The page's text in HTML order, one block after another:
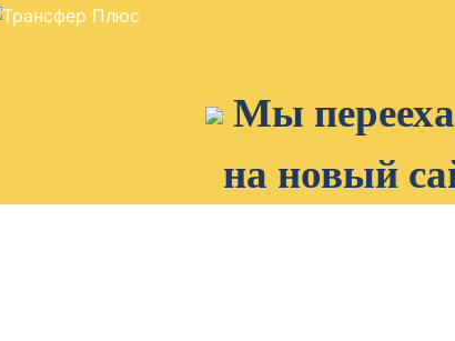
Мы
на новый